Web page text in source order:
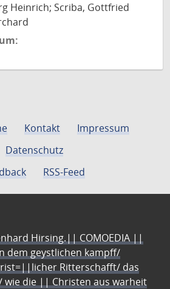
Heinrich; Scriba, Gottfried
Kontakt
Impressum
Datenschutz
RSS-Feed
Hirsing.|| COMOEDIA ||
dem geystlichen kampff/
Ritterschafft/ das
wie die || Christen aus warheit